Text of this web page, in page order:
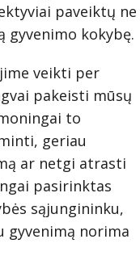
paveiktų ne
gyvenimo kokybę.
veikti per
pakeisti mūsų
to
geriau
ar netgi atrasti
pasirinktas
sąjungininku,
gyvenimą norima